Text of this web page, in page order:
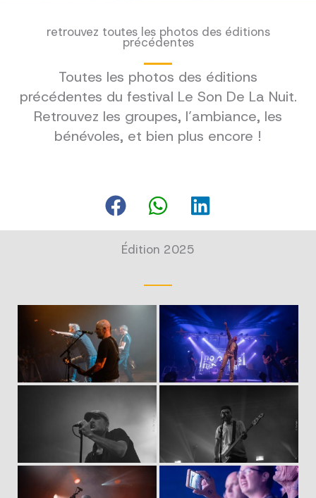
retrouvez toutes les photos des éditions
précédentes
Toutes les photos des éditions
précédentes du festival Le Son De La Nuit.
Retrouvez les groupes, l’ambiance, les
bénévoles, et bien plus encore !
Édition 2025